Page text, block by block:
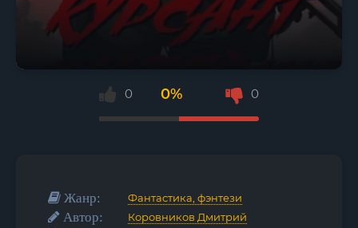
0 0% 0
Жанр: Фантастика, фэнтези
Автор: Коровников Дмитрий